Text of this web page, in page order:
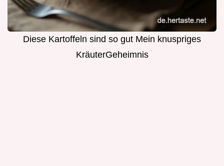
Diese Kartoffeln sind so gut Mein knuspriges
KräuterGeheimnis